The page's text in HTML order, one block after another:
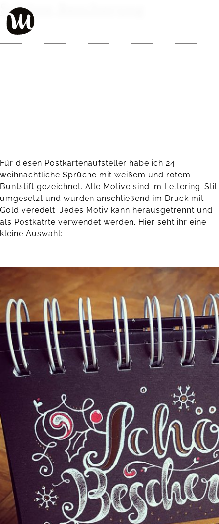
Schöne Bescherung
Für diesen Postkartenaufsteller habe ich 24
weihnachtliche Sprüche mit weißem und rotem
Buntstift gezeichnet. Alle Motive sind im Lettering-Stil
umgesetzt und wurden anschließend im Druck mit
Gold veredelt. Jedes Motiv kann herausgetrennt und
als Postkatrte verwendet werden. Hier seht ihr eine
kleine Auswahl: